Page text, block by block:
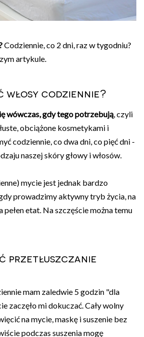
Codziennie, co 2 dni, raz w tygodniu?
artykule.
włosy codziennie?
wówczas, gdy tego potrzebują, czyli
obciążone kosmetykami i
codziennie, co dwa dni, co pięć dni -
naszej skóry głowy i włosów.
mycie jest jednak bardzo
prowadzimy aktywny tryb życia, na
pełen etat. Na szczęście można temu
przetłuszczanie
mam zaledwie 5 godzin "dla
zaczęło mi dokuczać. Cały wolny
na mycie, maskę i suszenie bez
podczas suszenia mogę